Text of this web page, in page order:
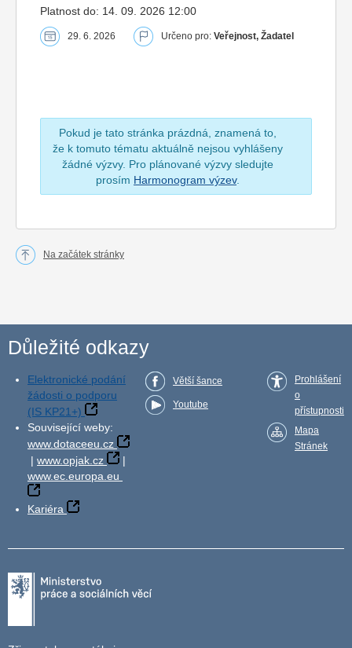
Platnost do: 14. 09. 2026 12:00
29. 6. 2026 Určeno pro: Veřejnost, Žadatel
Pokud je tato stránka prázdná, znamená to,
že k tomuto tématu aktuálně nejsou vyhlášeny
žádné výzvy. Pro plánované výzvy sledujte
prosím Harmonogram výzev.
Na začátek stránky
Důležité odkazy
Elektronické podání
žádosti o podporu
(IS KP21+)
Související weby:
www.dotaceeu.cz
| www.opjak.cz
|
www.ec.europa.eu
Kariéra
Větší šance
Youtube
Prohlášení
o
přístupnosti
Mapa
Stránek